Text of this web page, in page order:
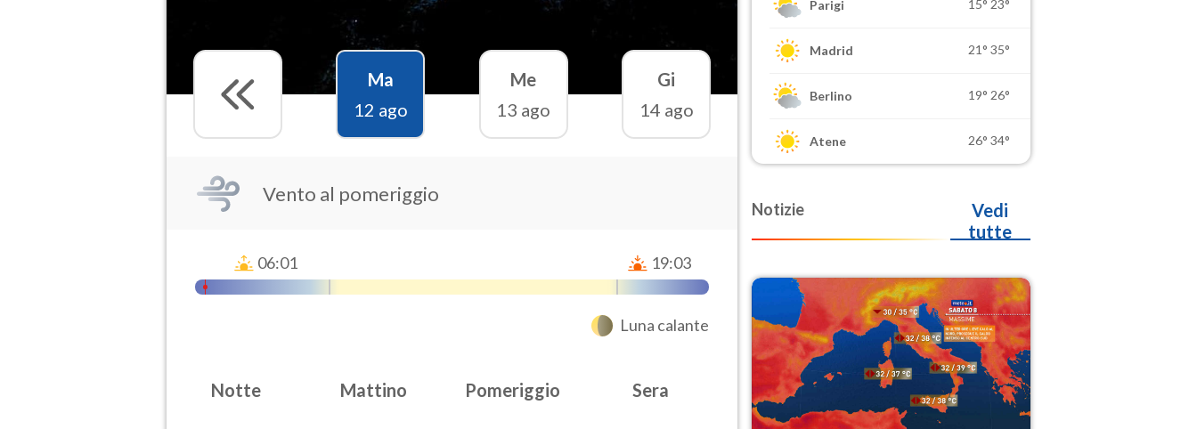
Ma
12 ago
Me
13 ago
Gi
14 ago
Vento al pomeriggio
06:01 19:03
Luna calante
Notte Mattino Pomeriggio Sera
Parigi 15° 23°
Madrid 21° 35°
Berlino 19° 26°
Atene 26° 34°
Notizie
Vedi
tutte